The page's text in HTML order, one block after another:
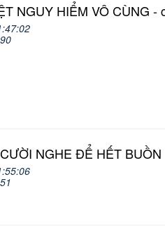
NGUY HIỂM VÔ CÙNG -
NGHE ĐỂ HẾT